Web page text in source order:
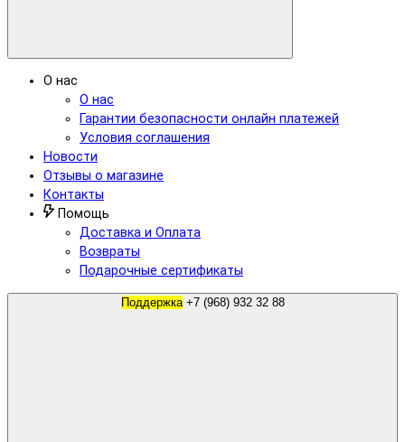
О нас
О нас
Гарантии безопасности онлайн платежей
Условия соглашения
Новости
Отзывы о магазине
Контакты
Помощь
Доставка и Оплата
Возвраты
Подарочные сертификаты
Поддержка +7 (968) 932 32 88